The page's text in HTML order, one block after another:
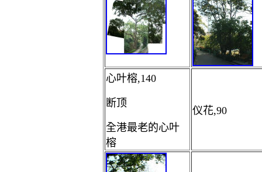
心叶榕,140
断顶
全港最老的心叶
榕
仪花,90